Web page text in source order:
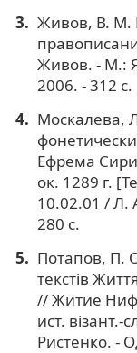
Живов, В. М.
Живов. - М.:
2006. - 312 с.
Москалева,
Ефрема
ок. 1289 г.
10.02.01 / Л.
280 с.
Потапов, П.
текстiв
// Житие
ист. вiзант.-
Ристенко. -